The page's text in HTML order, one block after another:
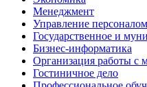
Менеджмент
Управление персоналом
Государственное и
Бизнес-информатика
Организация работы с
Гостиничное дело